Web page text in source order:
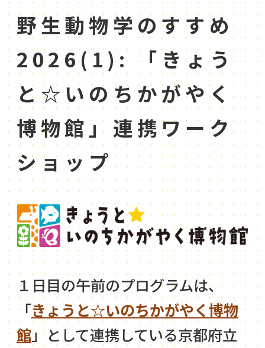
野生動物学のすすめ
2026(1): 「きょう
と☆いのちかがやく
博物館」連携ワーク
ショップ
１日目の午前のプログラムは、
「きょうと☆いのちかがやく博物
館」として連携している京都府立